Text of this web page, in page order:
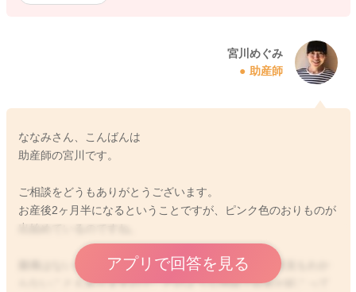
宮川めぐみ
助産師
ななみさん、こんばんは
助産師の宮川です。
ご相談をどうもありがとうございます。
お産後2ヶ月半になるということですが、ピンク色のおりものが
腹痛はないということで、こちらでも子宮や卵巣の状況もわか
らないこともありますので、どのような理由で出血が起こって
アプリで回答を見る